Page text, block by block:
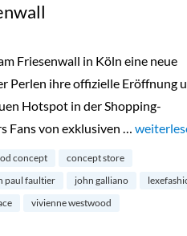
Friesenwall in Köln eine neue
Perlen ihre offizielle Eröffnung
Hotspot in der Shopping-
Fans von exklusiven …
concept
concept store
paul faultier john galliano
vivienne westwood